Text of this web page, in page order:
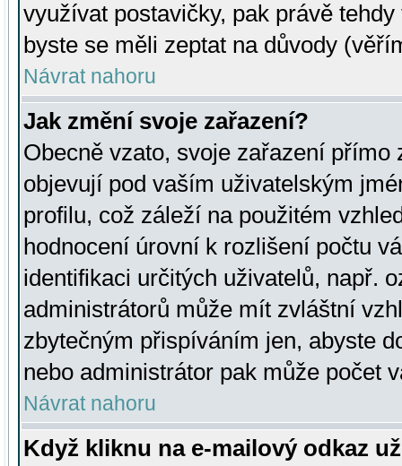
využívat postavičky, pak právě
byste se měli zeptat na důvody
Návrat nahoru
Jak změní svoje zařazení?
Obecně vzato, svoje zařazení přímo
objevují pod vaším uživatelským
profilu, což záleží na použitém
hodnocení úrovní k rozlišení počtu
identifikaci určitých uživatelů, např.
administrátorů může mít zvláštní
zbytečným přispíváním jen, abyste
nebo administrátor pak může počet
Návrat nahoru
Když kliknu na e-mailový odkaz